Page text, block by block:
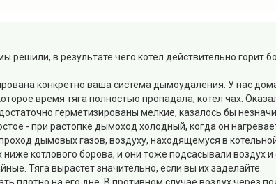
в результате чего котел действительно горит
конкретно ваша система дымоудаления. У нас
время тяга полностью пропадала, котел чах.
герметизированы мелкие, казалось бы
- при растопке дымоход холодный, когда он
дымовых газов, воздуху, находящемуся в
котлового борова, и они тоже подсасывали воздух и
Тяга вырастет значительно, если вы их заделайте.